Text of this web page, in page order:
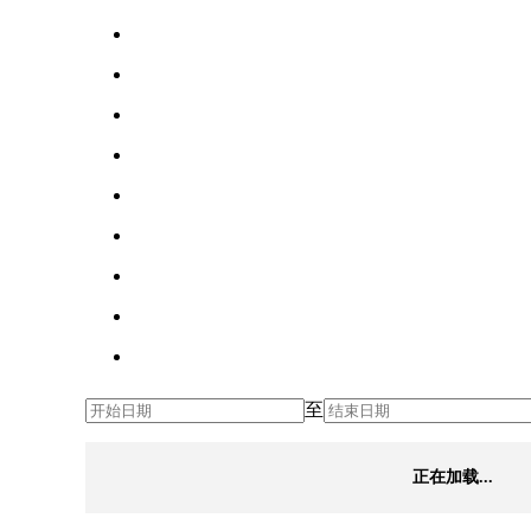
至
正在加载...